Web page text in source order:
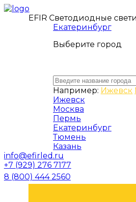
EFIR Светодиодные
Екатеринбург
Выберите город
Например: Ижевск
Ижевск
Москва
Пермь
Екатеринбург
Тюмень
Казань
info@efirled.ru
+7 (929) 276 7177
8 (800) 444 2560